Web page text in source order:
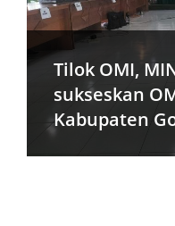
Tilok OMI,
sukseskan
Kabupaten